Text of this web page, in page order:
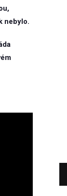
nebylo.